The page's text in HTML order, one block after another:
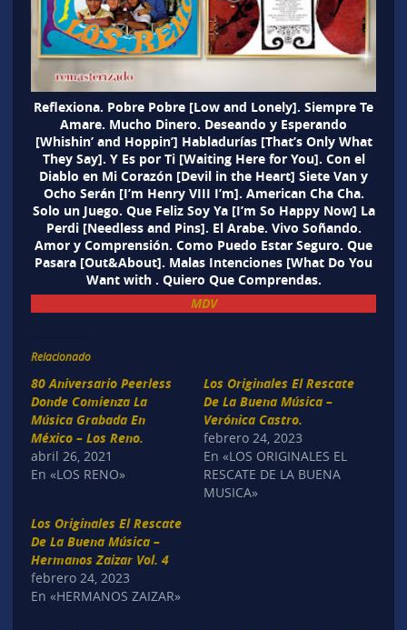
Reflexiona. Pobre Pobre [Low and Lonely]. Siempre Te
Amare. Mucho Dinero. Deseando y Esperando
[Whishin’ and Hoppin’] Habladurías [That’s Only What
They Say]. Y Es por Ti [Waiting Here for You]. Con el
Diablo en Mi Corazón [Devil in the Heart] Siete Van y
Ocho Serán [I’m Henry VIII I’m]. American Cha Cha.
Solo un Juego. Que Feliz Soy Ya [I’m So Happy Now] La
Perdi [Needless and Pins]. El Arabe. Vivo Soñando.
Amor y Comprensión. Como Puedo Estar Seguro. Que
Pasara [Out&About]. Malas Intenciones [What Do You
Want with . Quiero Que Comprendas.
MDV
Relacionado
80 Aniversario Peerless
Donde Comienza La
Música Grabada En
México – Los Reno.
abril 26, 2021
En «LOS RENO»
Los Originales El Rescate
De La Buena Música –
Verónica Castro.
febrero 24, 2023
En «LOS ORIGINALES EL
RESCATE DE LA BUENA
MUSICA»
Los Originales El Rescate
De La Buena Música –
Hermanos Zaizar Vol. 4
febrero 24, 2023
En «HERMANOS ZAIZAR»